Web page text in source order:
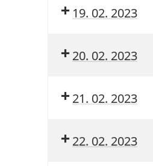
19. 02. 2023
20. 02. 2023
21. 02. 2023
22. 02. 2023